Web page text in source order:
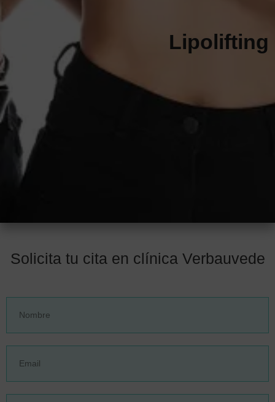
Lipolifting
Solicita tu cita en clínica Verbauvede